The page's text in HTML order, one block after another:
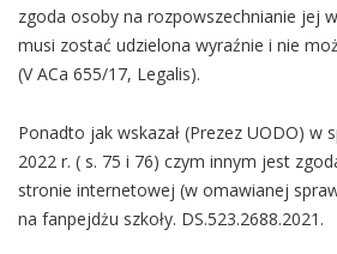
zgoda osoby na rozpowszechnianie jej
musi zostać udzielona wyraźnie i nie
(V ACa 655/17, Legalis).
Ponadto jak wskazał (Prezez UODO) w
2022 r. ( s. 75 i 76) czym innym jest
stronie internetowej (w omawianej
na fanpejdżu szkoły. DS.523.2688.2021.